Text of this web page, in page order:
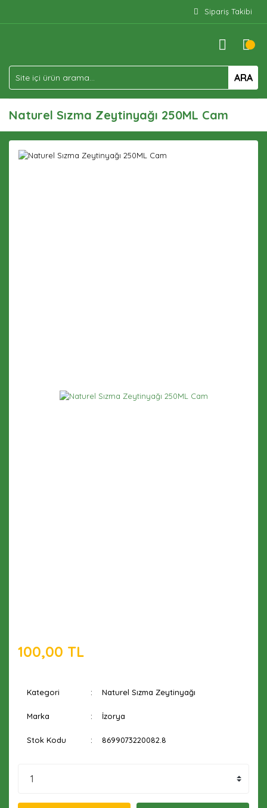
Sipariş Takibi
ARA
Naturel Sızma Zeytinyağı 250ML Cam
100,00 TL
Kategori Naturel Sızma Zeytinyağı
Marka İzorya
Stok Kodu 8699073220082.8